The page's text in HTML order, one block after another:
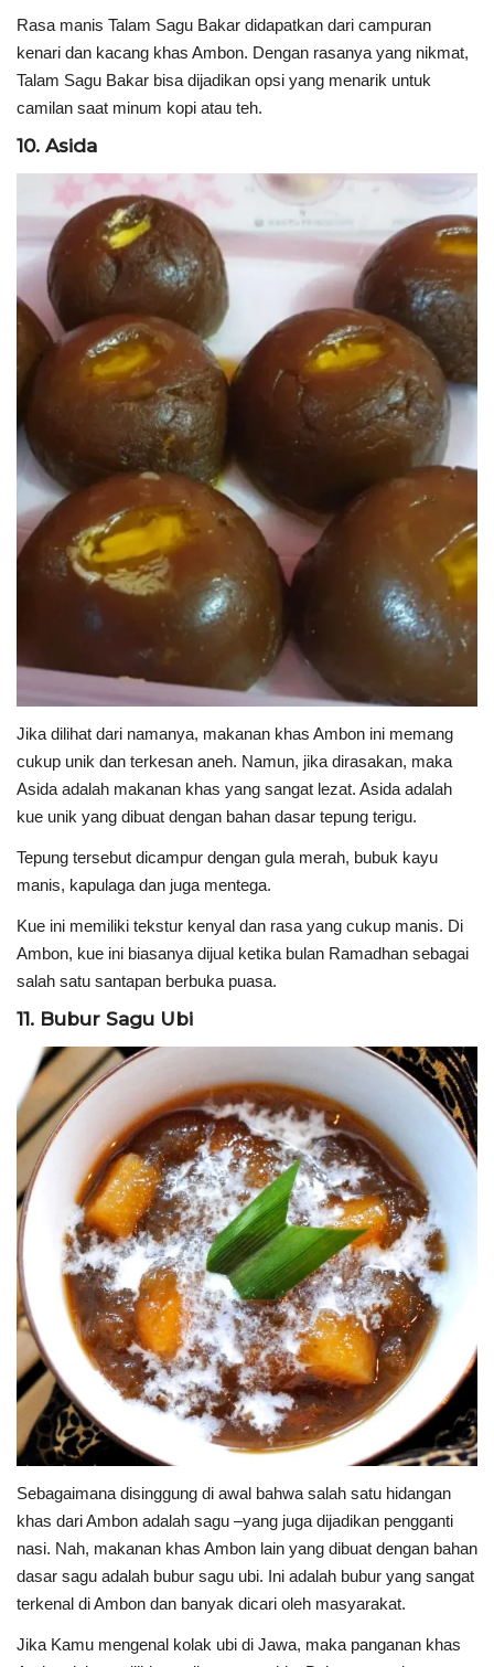
Rasa manis Talam Sagu Bakar didapatkan dari campuran
kenari dan kacang khas Ambon. Dengan rasanya yang nikmat,
Talam Sagu Bakar bisa dijadikan opsi yang menarik untuk
camilan saat minum kopi atau teh.
10. Asida
Jika dilihat dari namanya, makanan khas Ambon ini memang
cukup unik dan terkesan aneh. Namun, jika dirasakan, maka
Asida adalah makanan khas yang sangat lezat. Asida adalah
kue unik yang dibuat dengan bahan dasar tepung terigu.
Tepung tersebut dicampur dengan gula merah, bubuk kayu
manis, kapulaga dan juga mentega.
Kue ini memiliki tekstur kenyal dan rasa yang cukup manis. Di
Ambon, kue ini biasanya dijual ketika bulan Ramadhan sebagai
salah satu santapan berbuka puasa.
11. Bubur Sagu Ubi
Sebagaimana disinggung di awal bahwa salah satu hidangan
khas dari Ambon adalah sagu –yang juga dijadikan pengganti
nasi. Nah, makanan khas Ambon lain yang dibuat dengan bahan
dasar sagu adalah bubur sagu ubi. Ini adalah bubur yang sangat
terkenal di Ambon dan banyak dicari oleh masyarakat.
Jika Kamu mengenal kolak ubi di Jawa, maka panganan khas